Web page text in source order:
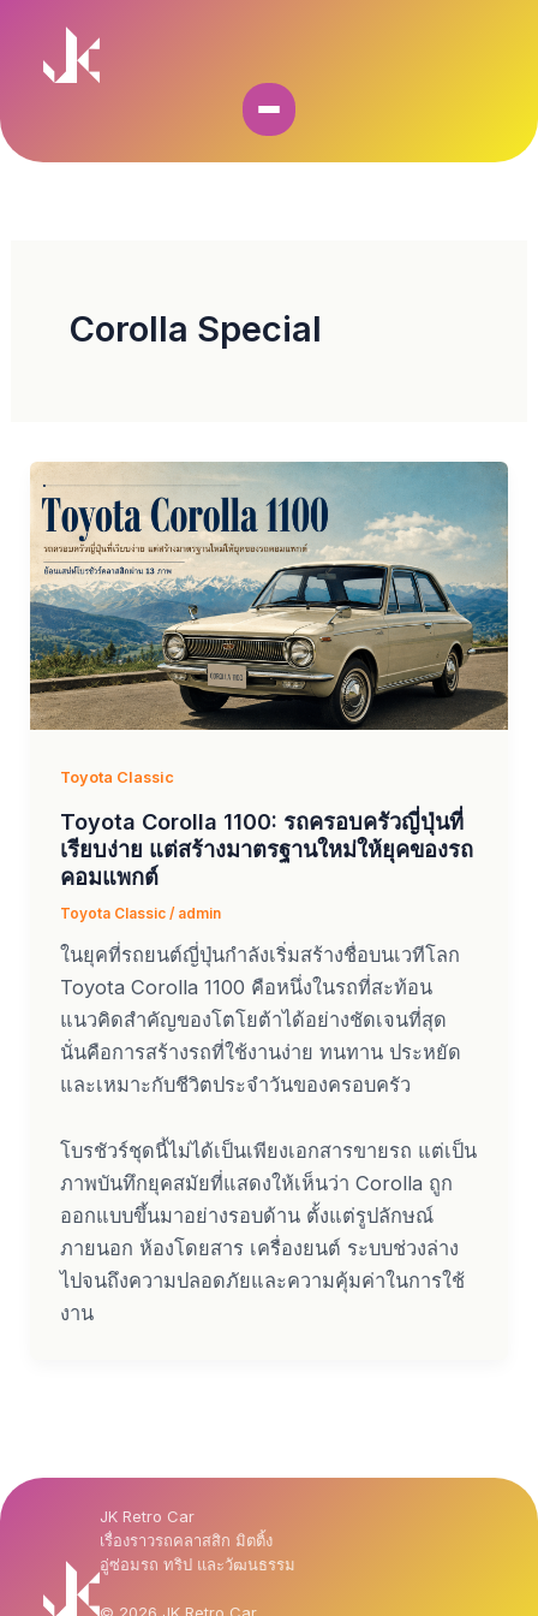
content
Corolla Special
Toyota Classic
Toyota Corolla 1100: รถครอบครัวญี่ปุ่นที่
เรียบง่าย แต่สร้างมาตรฐานใหม่ให้ยุคของรถ
คอมแพกต์
Toyota Classic/ admin
ในยุคที่รถยนต์ญี่ปุ่นกำลังเริ่มสร้างชื่อบนเวทีโลก
Toyota Corolla 1100 คือหนึ่งในรถที่สะท้อน
แนวคิดสำคัญของโตโยต้าได้อย่างชัดเจนที่สุด
นั่นคือการสร้างรถที่ใช้งานง่าย ทนทาน ประหยัด
และเหมาะกับชีวิตประจำวันของครอบครัว
โบรชัวร์ชุดนี้ไม่ได้เป็นเพียงเอกสารขายรถ แต่เป็น
ภาพบันทึกยุคสมัยที่แสดงให้เห็นว่า Corolla ถูก
ออกแบบขึ้นมาอย่างรอบด้าน ตั้งแต่รูปลักษณ์
ภายนอก ห้องโดยสาร เครื่องยนต์ ระบบช่วงล่าง
ไปจนถึงความปลอดภัยและความคุ้มค่าในการใช้
งาน
JK Retro Car
เรื่องราวรถคลาสสิก มิตติ้ง
อู่ซ่อมรถ ทริป และวัฒนธรรม